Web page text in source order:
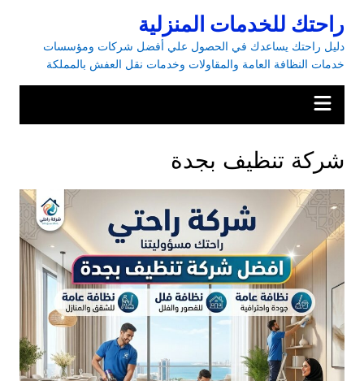
راحتك للخدمات المنزلية
دليل راحتك يساعدك في الحصول علي أفضل شركات ومؤسسات
خدمات النظافة العامة والمقاولات وخدمات نقل العفش بالمملكة
شركة تنظيف بجدة